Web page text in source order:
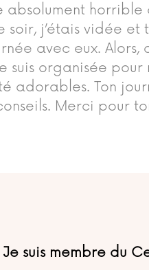
absolument
j’étais vidée et
avec eux. Alors,
suis organisée
adorables. Ton
Merci pour
Je suis membre du